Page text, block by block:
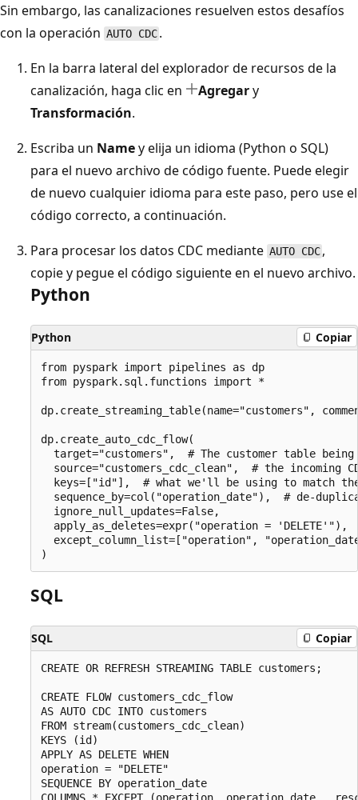
Sin embargo, las canalizaciones resuelven estos desafíos
con la operación AUTO CDC .
En la barra lateral del explorador de recursos de la
canalización, haga clic en
Agregary
Transformación.
Escriba un Namey elija un idioma (Python o SQL)
para el nuevo archivo de código fuente. Puede elegir
de nuevo cualquier idioma para este paso, pero use el
código correcto, a continuación.
Para procesar los datos CDC mediante AUTO CDC ,
copie y pegue el código siguiente en el nuevo archivo.
Python
Python Copiar
from pyspark import pipelines as dp
from pyspark.sql.functions import *
dp.create_streaming_table(name="customers",
dp.create_auto_cdc_flow(
target="customers",  # The customer table being
source="customers_cdc_clean",  # the incoming
keys=["id"],  # what we'll be using to match
sequence_by=col("operation_date"),  # de-
  ignore_null_updates=False,
apply_as_deletes=expr("operation = 'DELETE'"),
except_column_list=["operation",
SQL
SQL Copiar
CREATE OR REFRESH STREAMING TABLE customers;
CREATE FLOW customers_cdc_flow
AS AUTO CDC INTO customers
FROM stream(customers_cdc_clean)
KEYS (id)
APPLY AS DELETE WHEN
operation = "DELETE"
SEQUENCE BY operation_date